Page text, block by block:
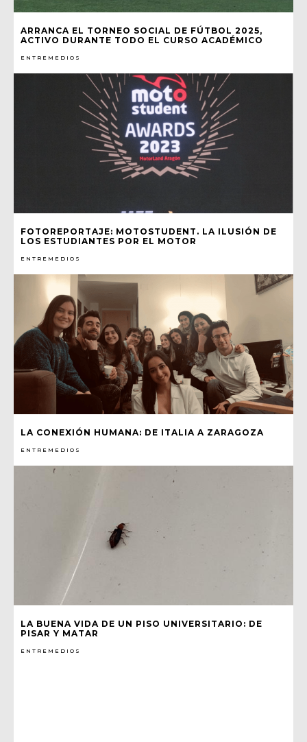
ARRANCA EL TORNEO SOCIAL DE FÚTBOL 2025,
ACTIVO DURANTE TODO EL CURSO ACADÉMICO
ENTREMEDIOS
FOTOREPORTAJE: MOTOSTUDENT. LA ILUSIÓN DE
LOS ESTUDIANTES POR EL MOTOR
ENTREMEDIOS
LA CONEXIÓN HUMANA: DE ITALIA A ZARAGOZA
ENTREMEDIOS
LA BUENA VIDA DE UN PISO UNIVERSITARIO: DE
PISAR Y MATAR
ENTREMEDIOS